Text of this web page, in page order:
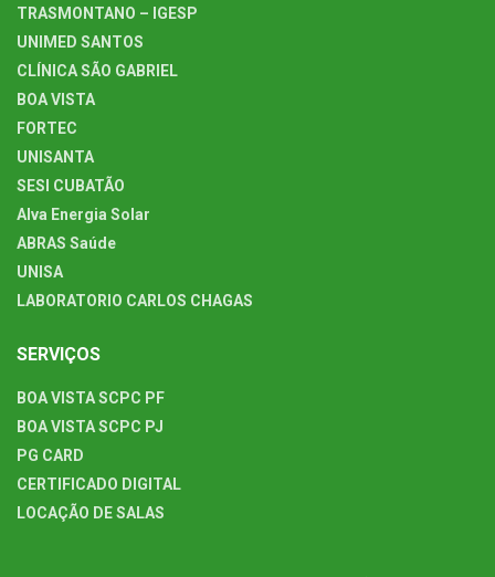
TRASMONTANO – IGESP
UNIMED SANTOS
CLÍNICA SÃO GABRIEL
BOA VISTA
FORTEC
UNISANTA
SESI CUBATÃO
Alva Energia Solar
ABRAS Saúde
UNISA
LABORATORIO CARLOS CHAGAS
SERVIÇOS
BOA VISTA SCPC PF
BOA VISTA SCPC PJ
PG CARD
CERTIFICADO DIGITAL
LOCAÇÃO DE SALAS